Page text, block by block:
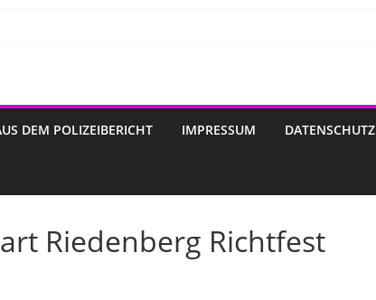
DEM POLIZEIBERICHT IMPRESSUM DATENSCHUTZ
Riedenberg Richtfest